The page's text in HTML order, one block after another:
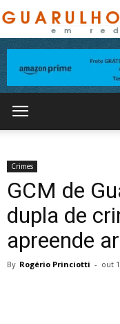
Crimes
GCM de
dupla de
apreende
By Rogério Princiotti - out